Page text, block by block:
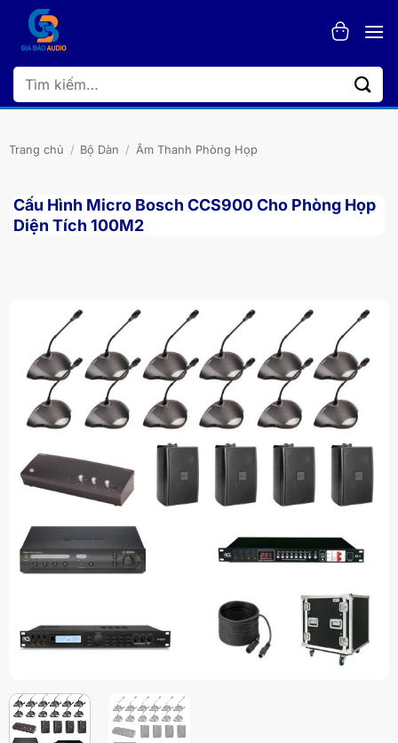
dung
Tìm
kiếm:
Trang chủ / Bộ Dàn / Âm Thanh Phòng Họp
Cấu Hình Micro Bosch CCS900 Cho Phòng Họp
Diện Tích 100M2